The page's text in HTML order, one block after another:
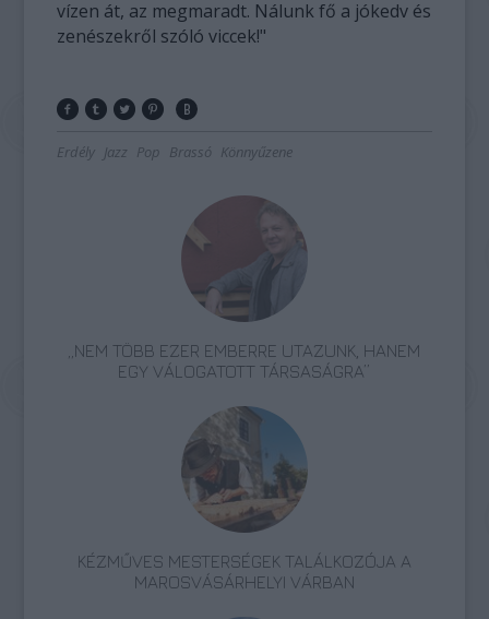
vízen át, az megmaradt. Nálunk fő a jókedv és
zenészekről szóló viccek!"
Erdély Jazz Pop Brassó Könnyűzene
„NEM TÖBB EZER EMBERRE UTAZUNK, HANEM
EGY VÁLOGATOTT TÁRSASÁGRA”
KÉZMŰVES MESTERSÉGEK TALÁLKOZÓJA A
MAROSVÁSÁRHELYI VÁRBAN